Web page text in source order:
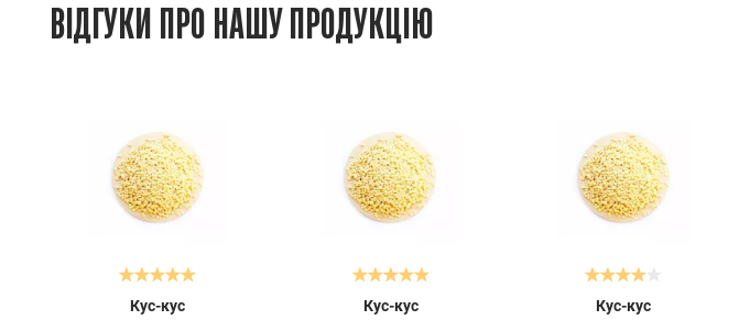
ВІДГУКИ ПРО НАШУ ПРОДУКЦІЮ
Кус-кус
Кус-кус
Кус-кус